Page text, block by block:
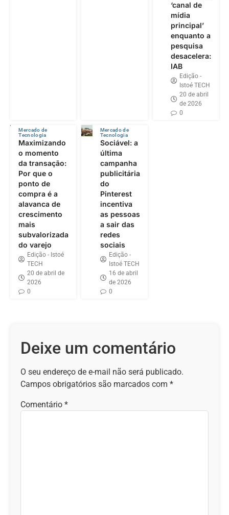
‘canal de
mídia
principal’
enquanto a
pesquisa
desacelera:
IAB
Edição -
Istoé TECH
20 de abril
de 2026
0
Mercado de
Tecnologia
Maximizando
o momento
da transação:
Por que o
ponto de
compra é a
alavanca de
crescimento
mais
subvalorizada
do varejo
Edição - Istoé
TECH
20 de abril de
2026
0
Mercado de
Tecnologia
Sociável: a
última
campanha
publicitária
do
Pinterest
incentiva
as pessoas
a sair das
redes
sociais
Edição -
Istoé TECH
16 de abril
de 2026
0
Deixe um comentário
O seu endereço de e-mail não será publicado.
Campos obrigatórios são marcados com *
Comentário *